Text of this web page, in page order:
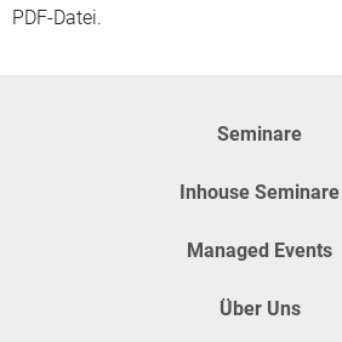
PDF-Datei.
Seminare
Inhouse Seminare
Managed Events
Über Uns